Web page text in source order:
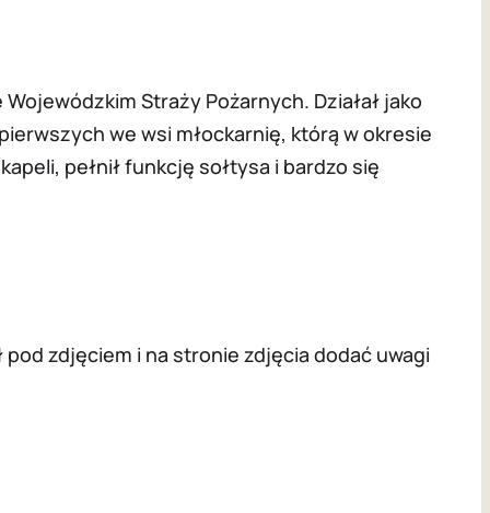
Straży Pożarnych. Działał jako
we wsi młockarnię, którą w okresie
pełnił funkcję sołtysa i bardzo się
zdjęciem i na stronie zdjęcia dodać uwagi